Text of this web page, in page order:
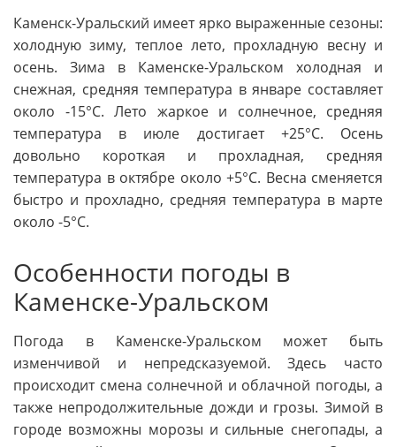
Каменск-Уральский имеет ярко выраженные сезоны:
холодную зиму, теплое лето, прохладную весну и
осень. Зима в Каменске-Уральском холодная и
снежная, средняя температура в январе составляет
около -15°C. Лето жаркое и солнечное, средняя
температура в июле достигает +25°C. Осень
довольно короткая и прохладная, средняя
температура в октябре около +5°C. Весна сменяется
быстро и прохладно, средняя температура в марте
около -5°C.
Особенности погоды в
Каменске-Уральском
Погода в Каменске-Уральском может быть
изменчивой и непредсказуемой. Здесь часто
происходит смена солнечной и облачной погоды, а
также непродолжительные дожди и грозы. Зимой в
городе возможны морозы и сильные снегопады, а